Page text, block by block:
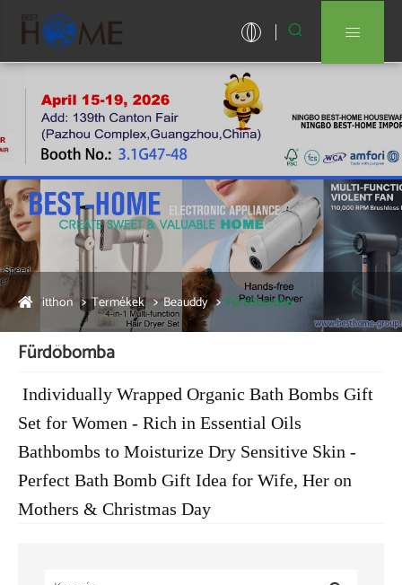
 
itthon Termékek Beauddy Fürdőbomba
Fürdőbomba
Individually Wrapped Organic Bath Bombs Gift
Set for Women - Rich in Essential Oils
Bathbombs to Moisturize Dry Sensitive Skin -
Perfect Bath Bomb Gift Idea for Wife, Her on
Mothers & Christmas Day